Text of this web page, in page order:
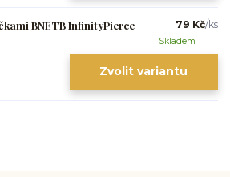
BNETB InfinityPierce 79 Kč/ks
Skladem
Zvolit variantu